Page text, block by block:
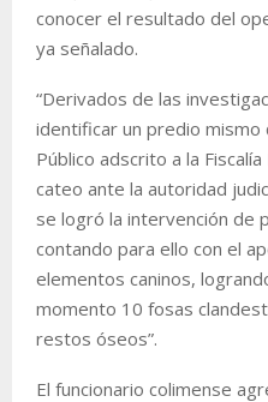
conocer el resultado del
ya señalado.
“Derivados de las
identificar un predio
Público adscrito a la
cateo ante la autoridad
se logró la intervención de
contando para ello con el
elementos caninos,
momento 10 fosas
restos óseos”.
El funcionario colimense